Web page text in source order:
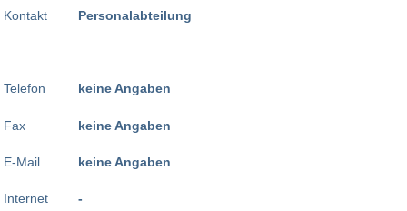
Kontakt
Telefon
Fax
E-Mail
Internet
Personalabteilung
keine Angaben
keine Angaben
keine Angaben
-